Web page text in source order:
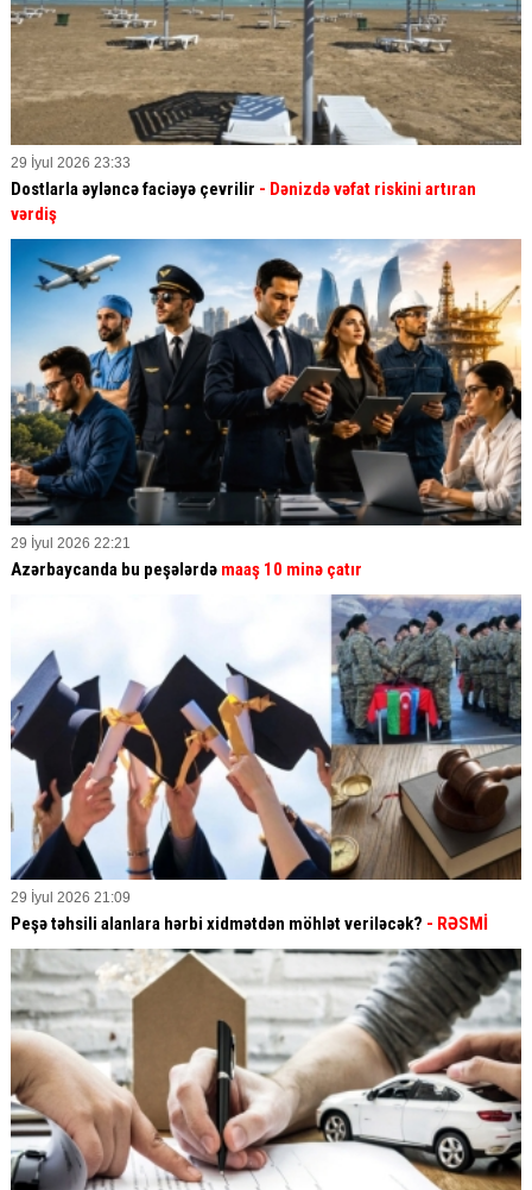
29 İyul 2026 23:33
Dostlarla əyləncə faciəyə çevrilir - Dənizdə vəfat riskini artıran
vərdiş
29 İyul 2026 22:21
Azərbaycanda bu peşələrdə maaş 10 minə çatır
29 İyul 2026 21:09
Peşə təhsili alanlara hərbi xidmətdən möhlət veriləcək? - RƏSMİ